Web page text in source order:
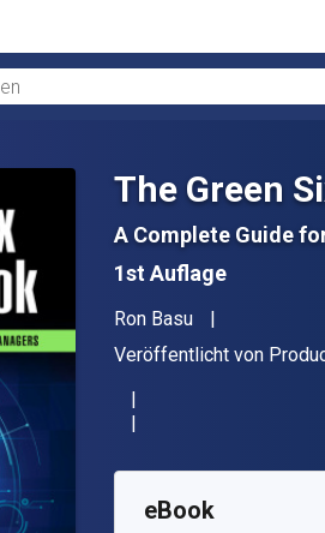
The Green
A Complete Guide
1st Auflage
Autor(en)
Ron Basu
Verleger
Veröffentlicht von
SKU:
eBook